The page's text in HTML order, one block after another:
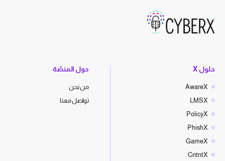
حلول X
AwareX
LMSX
PolicyX
PhishX
GameX
CntntX
حول المنصّة
من نحن
تواصل معنا